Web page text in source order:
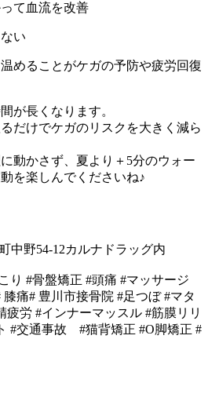
て血流を改善
い
めることがケガの予防や疲労回復
が長くなります。
だけでケガのリスクを大きく減ら
動かさず、夏より＋5分のウォー
を楽しんでくださいね♪
中野54-12カルナドラッグ内
#骨盤矯正 #頭痛 #マッサージ
痛# 豊川市接骨院 #足つぼ #マタ
疲労 #インナーマッスル #筋膜リリ
#交通事故 #猫背矯正 #O脚矯正 #